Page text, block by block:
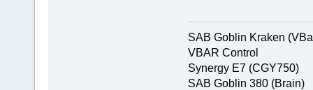
SAB Goblin Kraken
VBAR Control
Synergy E7 (CGY750)
SAB Goblin 380 (Brain)